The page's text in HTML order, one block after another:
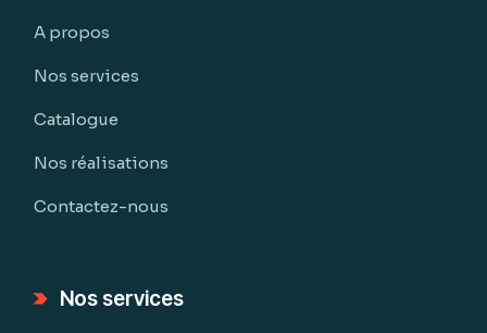
A propos
Nos services
Catalogue
Nos réalisations
Contactez-nous
Nos services